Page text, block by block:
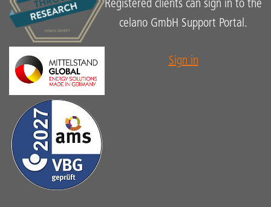
Registered clients can sign in to the
celano GmbH Support Portal.
Sign in